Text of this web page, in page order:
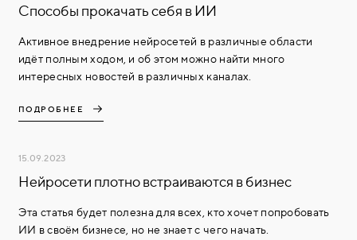
Способы прокачать себя в ИИ
Активное внедрение нейросетей в различные области
идёт полным ходом, и об этом можно найти много
интересных новостей в различных каналах.
ПОДРОБНЕЕ
15.09.2023
Нейросети плотно встраиваются в бизнес
Эта статья будет полезна для всех, кто хочет попробовать
ИИ в своём бизнесе, но не знает с чего начать.